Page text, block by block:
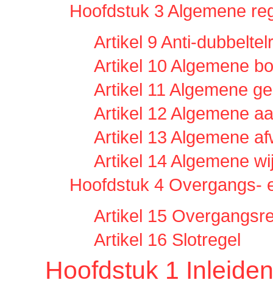
Hoofdstuk 3 Algemene
Artikel 9 Anti-
Artikel 10 Algemene
Artikel 11 Algemene
Artikel 12 Algemene
Artikel 13 Algemene
Artikel 14 Algemene
Hoofdstuk 4 Overgangs-
Artikel 15
Artikel 16 Slotregel
Hoofdstuk 1